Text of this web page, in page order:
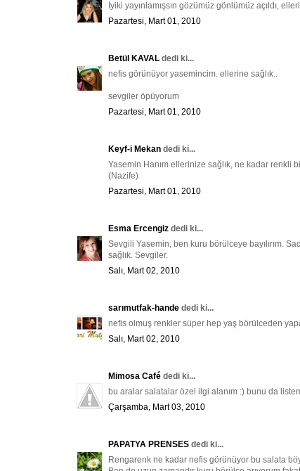
İyiki yayınlamışsın gözümüz gönlümüz açıldı,
Pazartesi, Mart 01, 2010
Betül KAVAL dedi ki...
nefis görünüyor yasemincim. ellerine sağlık..
sevgiler öpüyorum
Pazartesi, Mart 01, 2010
Keyf-i Mekan dedi ki...
Yasemin Hanım ellerinize sağlık, ne kadar renkli
(Nazife)
Pazartesi, Mart 01, 2010
Esma Ercengiz dedi ki...
Sevgili Yasemin, ben kuru börülceye bayılırım.
sağlık. Sevgiler.
Salı, Mart 02, 2010
sarımutfak-hande dedi ki...
nefis olmuş renkler süper hep yaş börülceden
Salı, Mart 02, 2010
Mimosa Café dedi ki...
bu aralar salatalar özel ilgi alanım :) bunu da
Çarşamba, Mart 03, 2010
PAPATYA PRENSES dedi ki...
Rengarenk ne kadar nefis görünüyor bu salata